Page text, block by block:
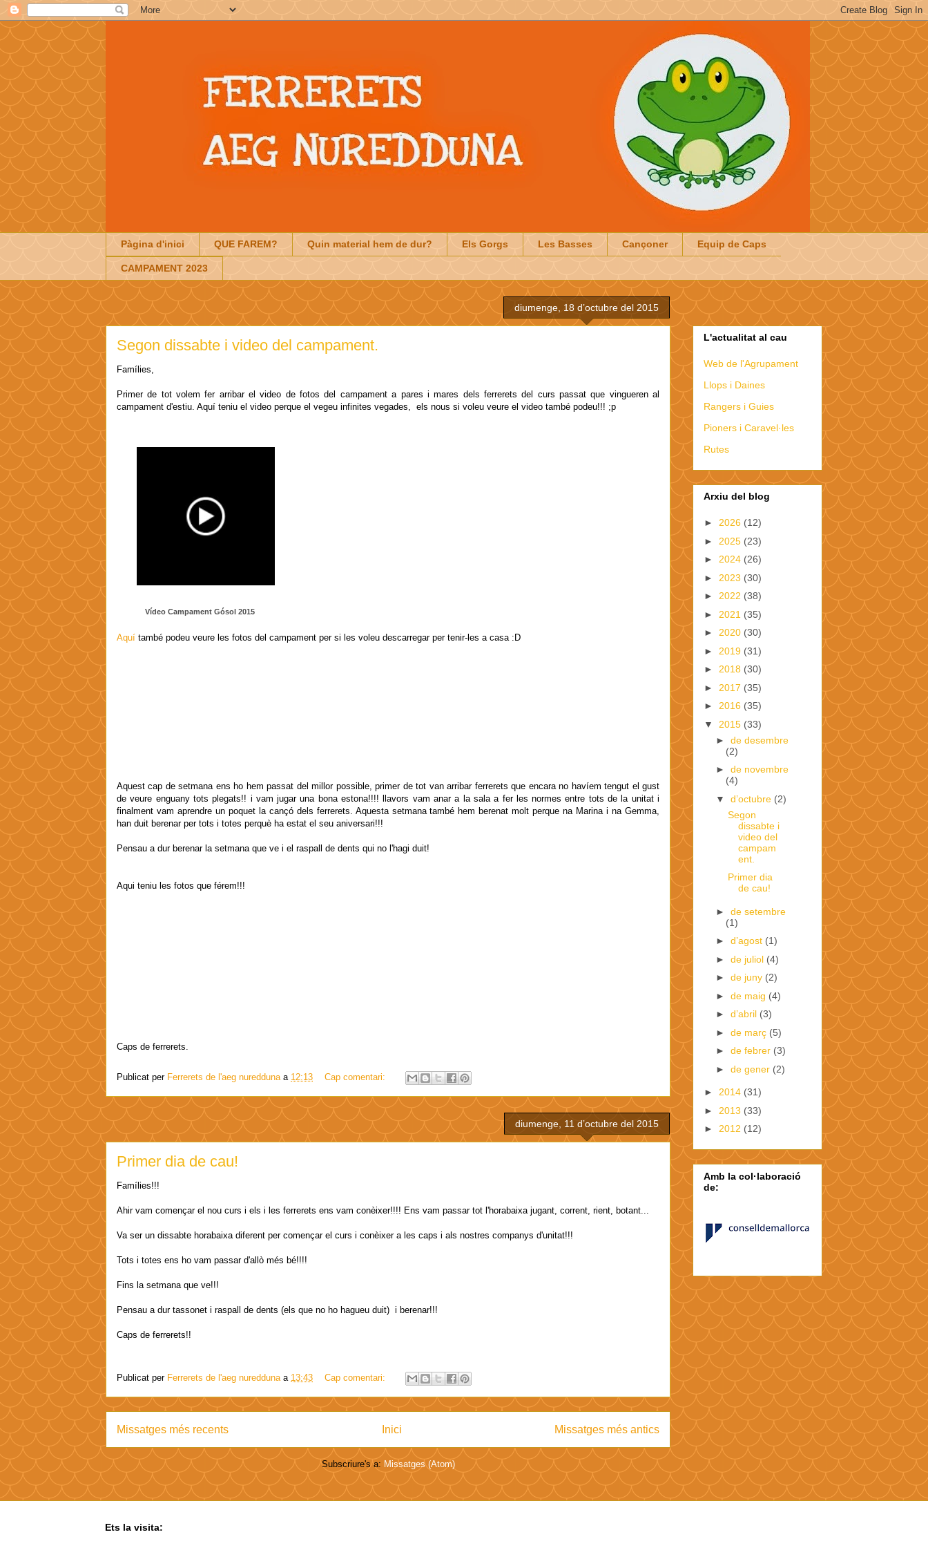
Pàgina d'inici QUE FAREM? Quin material hem de dur? Els Gorgs Les Basses Cançoner Equip de Caps
CAMPAMENT 2023
diumenge, 18 d’octubre del 2015
Segon dissabte i video del campament.
Famílies,
Primer de tot volem fer arribar el video de fotos del campament a pares i mares dels ferrerets del curs passat que vingueren al
campament d'estiu. Aquí teniu el video perque el vegeu infinites vegades, els nous si voleu veure el video també podeu!!! ;p
Vídeo Campament Gósol 2015
Aquí també podeu veure les fotos del campament per si les voleu descarregar per tenir-les a casa :D
Aquest cap de setmana ens ho hem passat del millor possible, primer de tot van arribar ferrerets que encara no havíem tengut el gust
de veure enguany tots plegats!! i vam jugar una bona estona!!!! llavors vam anar a la sala a fer les normes entre tots de la unitat i
finalment vam aprendre un poquet la cançó dels ferrerets. Aquesta setmana també hem berenat molt perque na Marina i na Gemma,
han duit berenar per tots i totes perquè ha estat el seu aniversari!!!
Pensau a dur berenar la setmana que ve i el raspall de dents qui no l'hagi duit!
Aqui teniu les fotos que férem!!!
Caps de ferrerets.
Publicat per Ferrerets de l'aeg nuredduna a 12:13 Cap comentari:
diumenge, 11 d’octubre del 2015
Primer dia de cau!
Famílies!!!
Ahir vam començar el nou curs i els i les ferrerets ens vam conèixer!!!! Ens vam passar tot l'horabaixa jugant, corrent, rient, botant...
Va ser un dissabte horabaixa diferent per començar el curs i conèixer a les caps i als nostres companys d'unitat!!!
Tots i totes ens ho vam passar d'allò més bé!!!!
Fins la setmana que ve!!!
Pensau a dur tassonet i raspall de dents (els que no ho hagueu duit) i berenar!!!
Caps de ferrerets!!
Publicat per Ferrerets de l'aeg nuredduna a 13:43 Cap comentari:
Missatges més recents Missatges més antics
Inici
Subscriure's a: Missatges (Atom)
L'actualitat al cau
Web de l'Agrupament
Llops i Daines
Rangers i Guies
Pioners i Caravel·les
Rutes
Arxiu del blog
► 2026 (12)
► 2025 (23)
► 2024 (26)
► 2023 (30)
► 2022 (38)
► 2021 (35)
► 2020 (30)
► 2019 (31)
► 2018 (30)
► 2017 (35)
► 2016 (35)
▼ 2015 (33)
► de desembre
(2)
► de novembre
(4)
▼ d’octubre (2)
Segon
dissabte i
video del
campam
ent.
Primer dia
de cau!
► de setembre
(1)
► d’agost (1)
► de juliol (4)
► de juny (2)
► de maig (4)
► d’abril (3)
► de març (5)
► de febrer (3)
► de gener (2)
► 2014 (31)
► 2013 (33)
► 2012 (12)
Amb la col·laboració
de:
Ets la visita: